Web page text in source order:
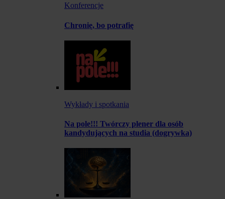
Konferencje
Chronię, bo potrafię
Wykłady i spotkania
Na pole!!! Twórczy plener dla osób
kandydujących na studia (dogrywka)